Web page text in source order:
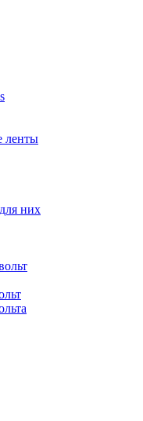
ленты
них